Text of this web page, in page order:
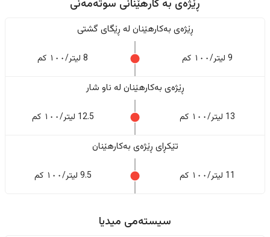
ڕێژەى به کارهێنانی سوتەمەنی
ڕێژەى بەکارهێنان له ڕێگای گشتی
9 لیتر/١٠٠ کم 8 لیتر/١٠٠ کم
ڕێژەى بەکارهێنان له ناو شار
13 لیتر/١٠٠ کم 12.5 لیتر/١٠٠ کم
تێکڕای ڕێژەى بەکارهێنان
11 لیتر/١٠٠ کم 9.5 لیتر/١٠٠ کم
سیستەمی میدیا